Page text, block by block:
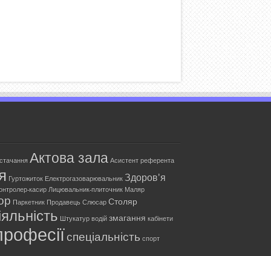
Актова зала Асистент референта
Гуртожиток Електрогазоварювальник Здоров'я
касир Лицювальник-плиточник Маляр
Паркетник Продавець Слюсар Столяр
Штукатур водій змагання кабінети
спеціальність спорт